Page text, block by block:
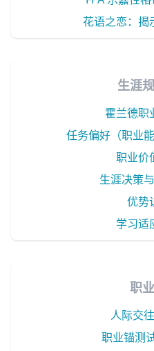
花语之恋：揭
生涯
霍兰德职
任务偏好（职业
职业价
生涯决策
优势
学习适
职
人际交
职业锚测